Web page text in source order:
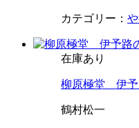
カテゴリー：
在庫あり
柳原極堂 伊予
鶴村松一